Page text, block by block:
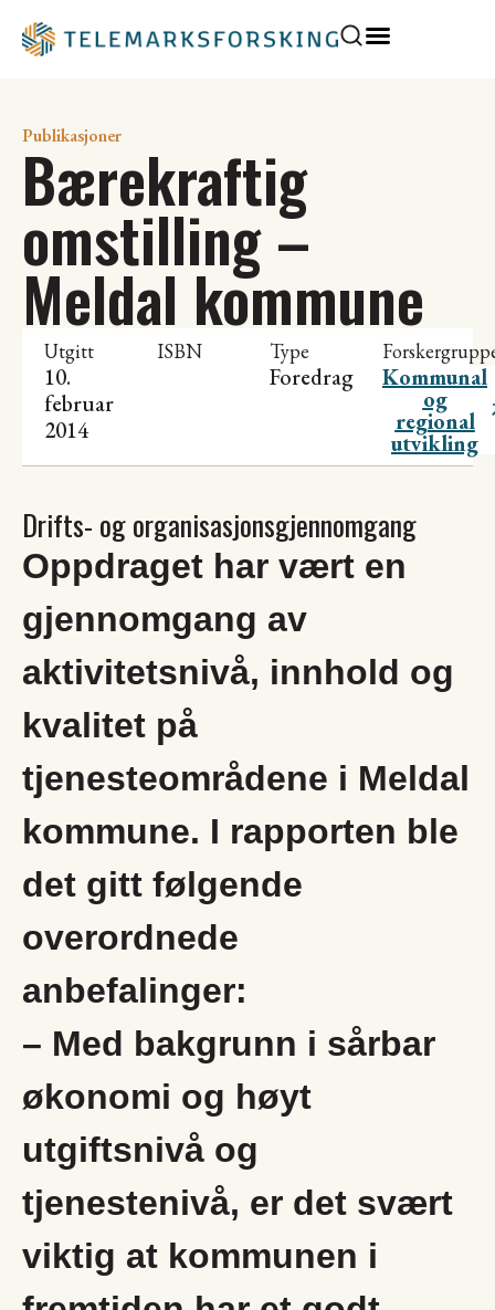
Publikasjoner
Bærekraftig
omstilling –
Meldal kommune
Utgitt
10.
februar
2014
ISBN Type
Foredrag Kommunal
og
regional
utvikling
Drifts- og organisasjonsgjennomgang
Oppdraget har vært en
gjennomgang av
aktivitetsnivå, innhold og
kvalitet på
tjenesteområdene i Meldal
kommune. I rapporten ble
det gitt følgende
overordnede
anbefalinger:
– Med bakgrunn i sårbar
økonomi og høyt
utgiftsnivå og
tjenestenivå, er det svært
viktig at kommunen i